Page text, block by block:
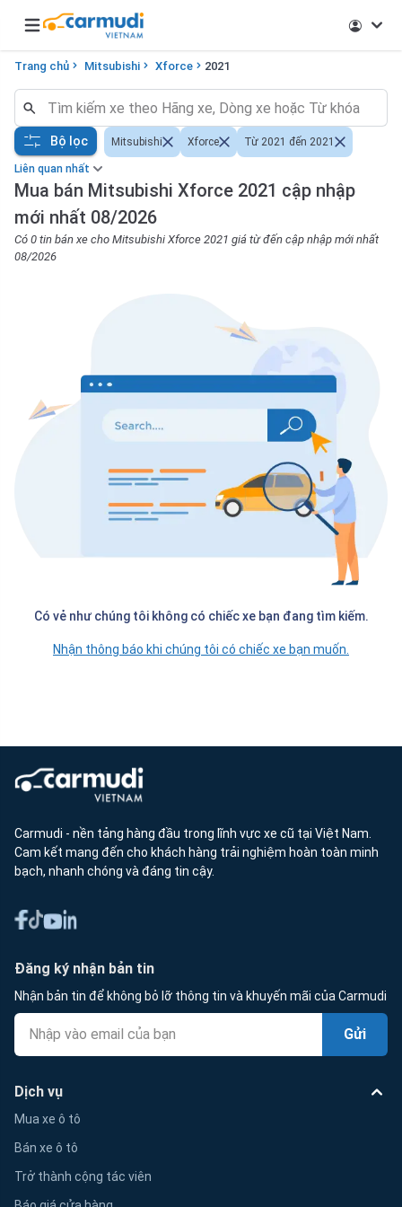
Open main menu
Trang chủ Mitsubishi Xforce 2021
Liên quan nhất
Mua bán Mitsubishi Xforce 2021 cập nhập
mới nhất 08/2026
Có 0 tin bán xe cho Mitsubishi Xforce 2021 giá từ đến cập nhập mới nhất
08/2026
Bộ lọc Mitsubishi Xforce Từ 2021 đến 2021
Có vẻ như chúng tôi không có chiếc xe bạn đang tìm kiếm.
Nhận thông báo khi chúng tôi có chiếc xe bạn muốn.
Carmudi - nền tảng hàng đầu trong lĩnh vực xe cũ tại Việt Nam.
Cam kết mang đến cho khách hàng trải nghiệm hoàn toàn minh
bạch, nhanh chóng và đáng tin cậy.
Đăng ký nhận bản tin
Nhận bản tin để không bỏ lỡ thông tin và khuyến mãi của Carmudi
Gửi
Dịch vụ
Mua xe ô tô
Bán xe ô tô
Trở thành cộng tác viên